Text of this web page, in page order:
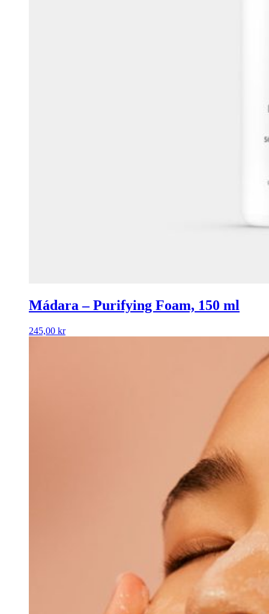
Mádara – Purifying Foam, 150 ml
245,00 kr